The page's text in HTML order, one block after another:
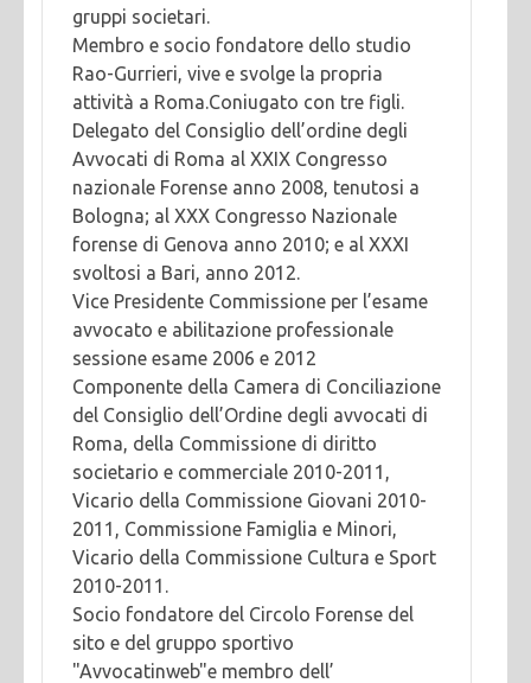
gruppi societari.
Membro e socio fondatore dello studio
Rao-Gurrieri, vive e svolge la propria
attività a Roma.Coniugato con tre figli.
Delegato del Consiglio dell’ordine degli
Avvocati di Roma al XXIX Congresso
nazionale Forense anno 2008, tenutosi a
Bologna; al XXX Congresso Nazionale
forense di Genova anno 2010; e al XXXI
svoltosi a Bari, anno 2012.
Vice Presidente Commissione per l’esame
avvocato e abilitazione professionale
sessione esame 2006 e 2012
Componente della Camera di Conciliazione
del Consiglio dell’Ordine degli avvocati di
Roma, della Commissione di diritto
societario e commerciale 2010-2011,
Vicario della Commissione Giovani 2010-
2011, Commissione Famiglia e Minori,
Vicario della Commissione Cultura e Sport
2010-2011.
Socio fondatore del Circolo Forense del
sito e del gruppo sportivo
"Avvocatinweb"e membro dell’